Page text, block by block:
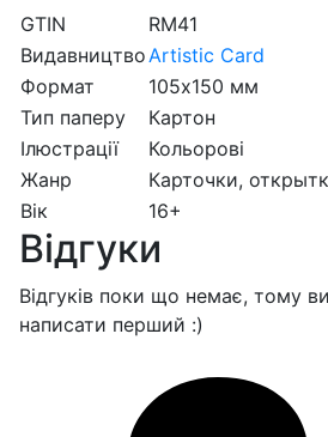
GTIN
RM41
Видавництво Artistic Card
Формат
105х150 мм
Тип паперу
Картон
Ілюстрації
Кольорові
Жанр
Карточки,
Вік
16+
Відгуки
Відгуків поки що немає, тому
написати перший :)